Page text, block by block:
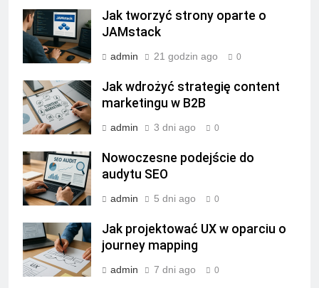
Jak tworzyć strony oparte o
JAMstack
admin 21 godzin ago 0
Jak wdrożyć strategię content
marketingu w B2B
admin 3 dni ago 0
Nowoczesne podejście do
audytu SEO
admin 5 dni ago 0
Jak projektować UX w oparciu o
journey mapping
admin 7 dni ago 0